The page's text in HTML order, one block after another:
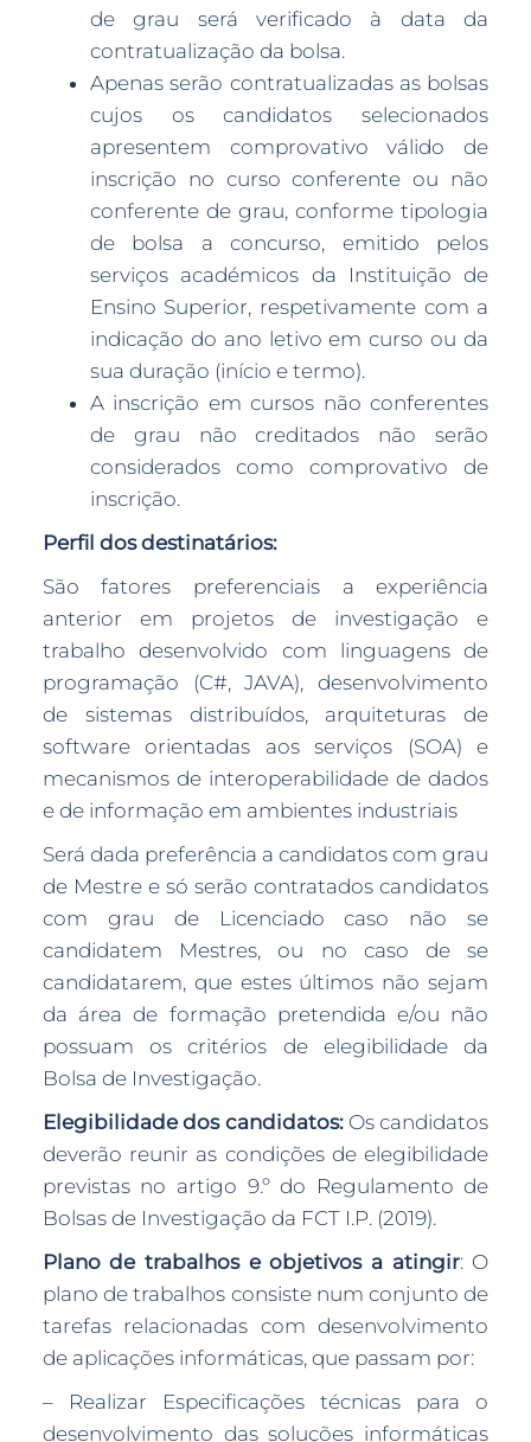
de grau será verificado à data da
contratualização da bolsa.
Apenas serão contratualizadas as bolsas
cujos os candidatos selecionados
apresentem comprovativo válido de
inscrição no curso conferente ou não
conferente de grau, conforme tipologia
de bolsa a concurso, emitido pelos
serviços académicos da Instituição de
Ensino Superior, respetivamente com a
indicação do ano letivo em curso ou da
sua duração (início e termo).
A inscrição em cursos não conferentes
de grau não creditados não serão
considerados como comprovativo de
inscrição.
Perfil dos destinatários:
São fatores preferenciais a experiência
anterior em projetos de investigação e
trabalho desenvolvido com linguagens de
programação (C#, JAVA), desenvolvimento
de sistemas distribuídos, arquiteturas de
software orientadas aos serviços (SOA) e
mecanismos de interoperabilidade de dados
e de informação em ambientes industriais
Será dada preferência a candidatos com grau
de Mestre e só serão contratados candidatos
com grau de Licenciado caso não se
candidatem Mestres, ou no caso de se
candidatarem, que estes últimos não sejam
da área de formação pretendida e/ou não
possuam os critérios de elegibilidade da
Bolsa de Investigação.
Elegibilidade dos candidatos: Os candidatos
deverão reunir as condições de elegibilidade
previstas no artigo 9.º do Regulamento de
Bolsas de Investigação da FCT I.P. (2019).
Plano de trabalhos e objetivos a atingir: O
plano de trabalhos consiste num conjunto de
tarefas relacionadas com desenvolvimento
de aplicações informáticas, que passam por:
– Realizar Especificações técnicas para o
desenvolvimento das soluções informáticas